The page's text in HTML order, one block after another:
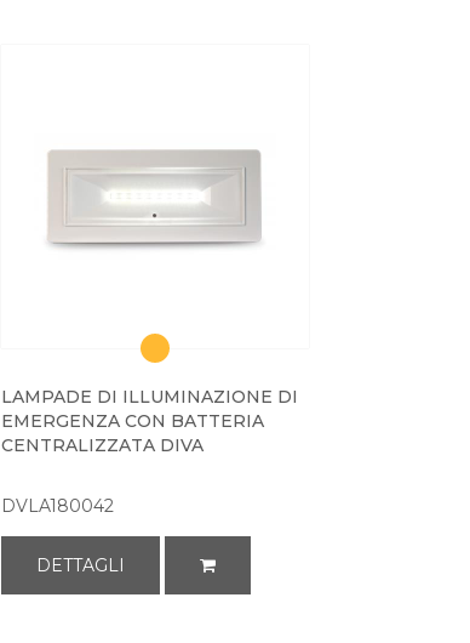
LAMPADE DI ILLUMINAZIONE DI
EMERGENZA CON BATTERIA
CENTRALIZZATA DIVA
DVLA180042
DETTAGLI